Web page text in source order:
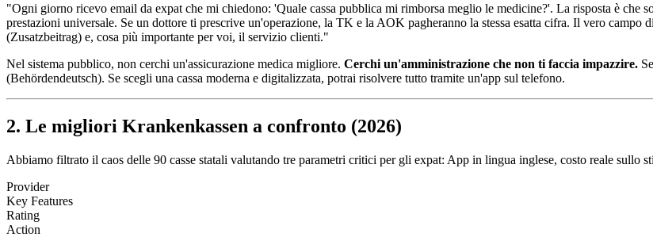
"Ogni giorno ricevo email da expat che mi chiedono: 'Quale cassa pubblica mi rimborsa meglio le medicine?'. La risposta è che
prestazioni universale. Se un dottore ti prescrive un'operazione, la TK e la AOK pagheranno la stessa esatta cifra. Il vero campo
(Zusatzbeitrag) e, cosa più importante per voi, il servizio clienti."
Nel sistema pubblico, non cerchi un'assicurazione medica migliore. Cerchi un'amministrazione che non ti faccia impazzire.
(Behördendeutsch). Se scegli una cassa moderna e digitalizzata, potrai risolvere tutto tramite un'app sul telefono.
2. Le migliori Krankenkassen a confronto (2026)
Abbiamo filtrato il caos delle 90 casse statali valutando tre parametri critici per gli expat: App in lingua inglese, costo reale sullo
Provider
Key Features
Rating
Action